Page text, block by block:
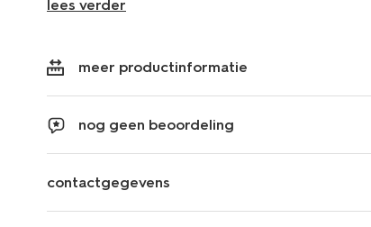
lees verder
meer productinformatie
nog geen beoordeling
contactgegevens